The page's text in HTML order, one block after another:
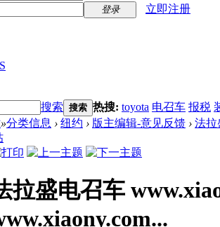
登录
立即注册
搜索 搜索 热搜: toyota 电召车 报税
»分类信息 › 纽约 › 版主编辑-意见反馈 › 法拉
拉盛电召车